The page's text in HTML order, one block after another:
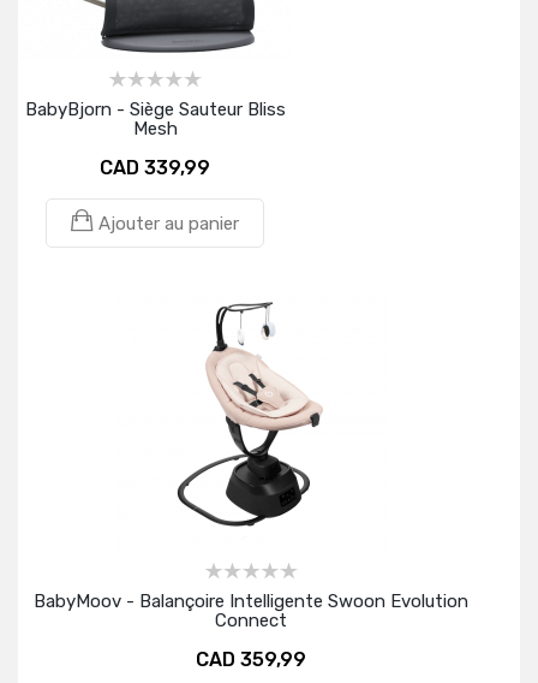
BabyBjorn - Siège Sauteur Bliss
Mesh
CAD 339,99
Ajouter au panier
BabyMoov - Balançoire Intelligente Swoon Evolution
Connect
CAD 359,99